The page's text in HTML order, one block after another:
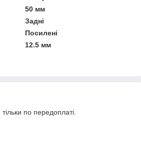
50 мм
Задні
Посилені
12.5 мм
по передоплаті.